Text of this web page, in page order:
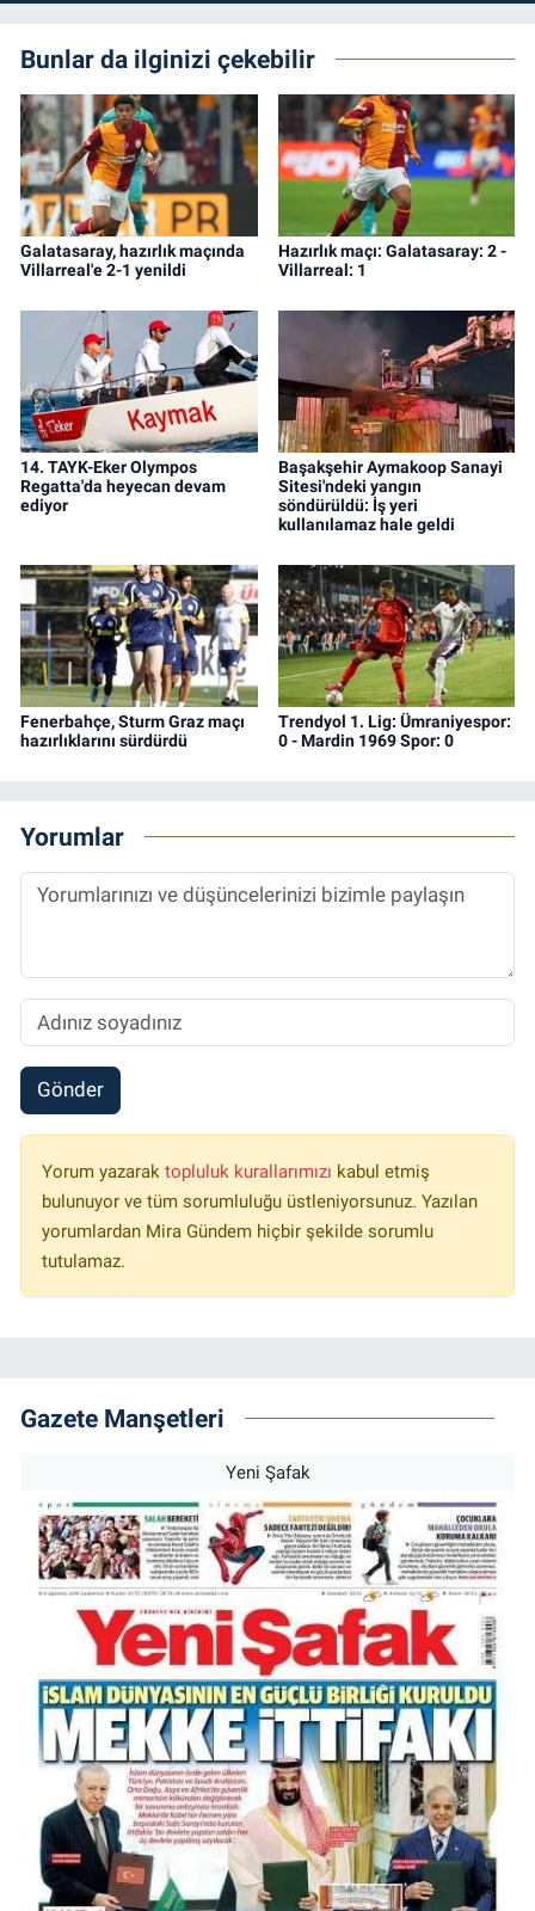
Bunlar da ilginizi çekebilir
Galatasaray, hazırlık maçında
Villarreal'e 2-1 yenildi
Hazırlık maçı: Galatasaray: 2 -
Villarreal: 1
14. TAYK-Eker Olympos
Regatta'da heyecan devam
ediyor
Başakşehir Aymakoop Sanayi
Sitesi'ndeki yangın
söndürüldü: İş yeri
kullanılamaz hale geldi
Fenerbahçe, Sturm Graz maçı
hazırlıklarını sürdürdü
Trendyol 1. Lig: Ümraniyespor:
0 - Mardin 1969 Spor: 0
Yorumlar
Gönder
Yorum yazarak topluluk kurallarımızı kabul etmiş
bulunuyor ve tüm sorumluluğu üstleniyorsunuz. Yazılan
yorumlardan Mira Gündem hiçbir şekilde sorumlu
tutulamaz.
Gazete Manşetleri
Yeni Şafak